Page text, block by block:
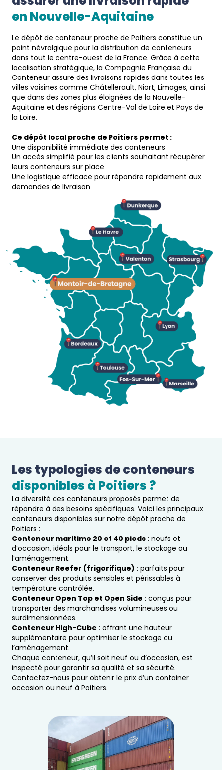
en Nouvelle-Aquitaine
Le dépôt de conteneur proche de Poitiers constitue un
point névralgique pour la distribution de conteneurs
dans tout le centre-ouest de la France. Grâce à cette
localisation stratégique, la Compagnie Française du
Conteneur assure des livraisons rapides dans toutes les
villes voisines comme Châtellerault, Niort, Limoges, ainsi
que dans des zones plus éloignées de la Nouvelle-
Aquitaine et des régions Centre-Val de Loire et Pays de
la Loire.
Ce dépôt local proche de Poitiers permet :
Une disponibilité immédiate des conteneurs
Un accès simplifié pour les clients souhaitant récupérer
leurs conteneurs sur place
Une logistique efficace pour répondre rapidement aux
demandes de livraison
Les typologies de conteneurs
disponibles à Poitiers ?
La diversité des conteneurs proposés permet de
répondre à des besoins spécifiques. Voici les principaux
conteneurs disponibles sur notre dépôt proche de
Poitiers :
Conteneur maritime 20 et 40 pieds : neufs et
d’occasion, idéals pour le transport, le stockage ou
l’aménagement.
Conteneur Reefer (frigorifique) : parfaits pour
conserver des produits sensibles et périssables à
température contrôlée.
Conteneur Open Top et Open Side : conçus pour
transporter des marchandises volumineuses ou
surdimensionnées.
Conteneur High-Cube : offrant une hauteur
supplémentaire pour optimiser le stockage ou
l’aménagement.
Chaque conteneur, qu’il soit neuf ou d’occasion, est
inspecté pour garantir sa qualité et sa sécurité.
Contactez-nous pour obtenir le prix d’un container
occasion ou neuf à Poitiers.